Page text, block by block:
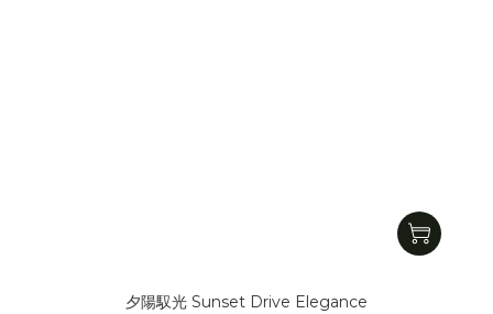
夕陽馭光 Sunset Drive Elegance